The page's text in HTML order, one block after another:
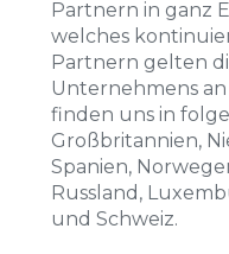
Partnern in ganz
welches
Partnern gelten
Unternehmens
finden uns in
Großbritannien,
Spanien,
Russland,
und Schweiz.